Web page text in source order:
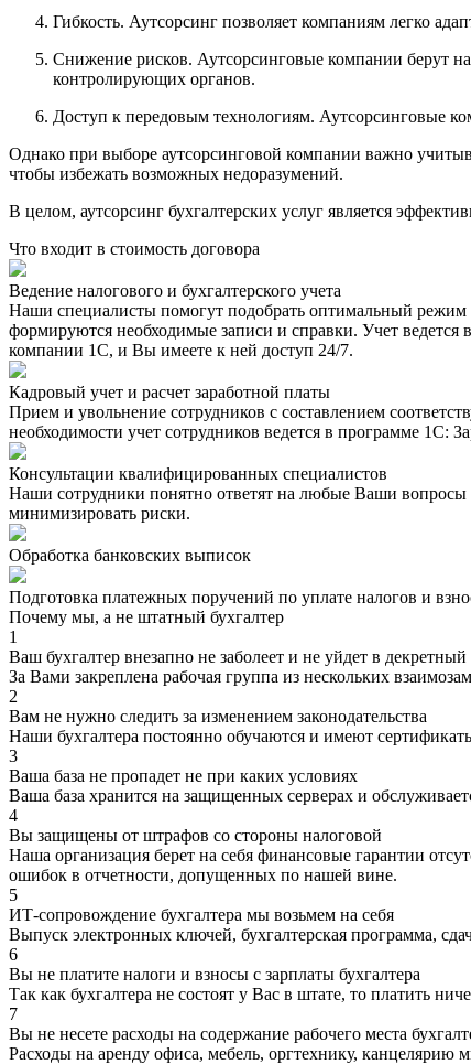
Гибкость. Аутсорсинг позволяет компаниям легко
Снижение рисков. Аутсорсинговые компании берут на
контролирующих органов.
Доступ к передовым технологиям. Аутсорсинговые
Однако при выборе аутсорсинговой компании важно
чтобы избежать возможных недоразумений.
В целом, аутсорсинг бухгалтерских услуг является
Что входит в стоимость договора
Ведение налогового и бухгалтерского учета
Наши специалисты помогут подобрать оптимальный режим
формируются необходимые записи и справки. Учет ведется
компании 1С, и Вы имеете к ней доступ 24/7.
Кадровый учет и расчет заработной платы
Прием и увольнение сотрудников с составлением
необходимости учет сотрудников ведется в программе 1С:
Консультации квалифицированных специалистов
Наши сотрудники понятно ответят на любые Ваши вопросы
минимизировать риски.
Обработка банковских выписок
Подготовка платежных поручений по уплате налогов и
Почему мы, а не штатный бухгалтер
1
Ваш бухгалтер внезапно не заболеет и не уйдет в декретный
За Вами закреплена рабочая группа из нескольких
2
Вам не нужно следить за изменением законодательства
Наши бухгалтера постоянно обучаются и имеют
3
Ваша база не пропадет не при каких условиях
Ваша база хранится на защищенных серверах и
4
Вы защищены от штрафов со стороны налоговой
Наша организация берет на себя финансовые гарантии
ошибок в отчетности, допущенных по нашей вине.
5
ИТ-сопровождение бухгалтера мы возьмем на себя
Выпуск электронных ключей, бухгалтерская программа,
6
Вы не платите налоги и взносы с зарплаты бухгалтера
Так как бухгалтера не состоят у Вас в штате, то платить
7
Вы не несете расходы на содержание рабочего места
Расходы на аренду офиса, мебель, оргтехнику, канцелярию